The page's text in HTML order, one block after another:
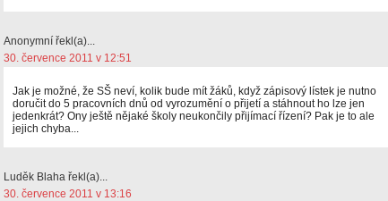
Anonymní řekl(a)...
30. července 2011 v 12:51
Jak je možné, že SŠ neví, kolik bude mít žáků, když zápisový lístek je nutno
doručit do 5 pracovních dnů od vyrozumění o přijetí a stáhnout ho lze jen
jedenkrát? Ony ještě nějaké školy neukončily přijímací řízení? Pak je to ale
jejich chyba...
Luděk Blaha řekl(a)...
30. července 2011 v 13:16